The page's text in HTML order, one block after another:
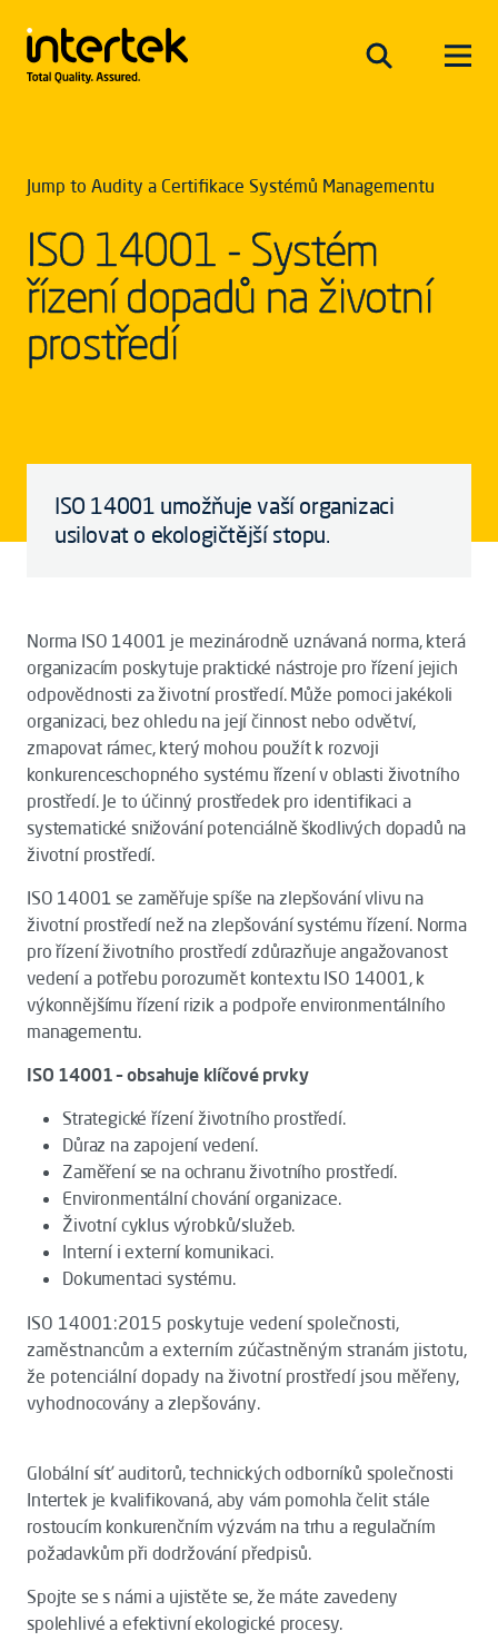
Jump to Audity a Certifikace Systémů Managementu
ISO 14001 - Systém
řízení dopadů na životní
prostředí
ISO 14001 umožňuje vaší organizaci
usilovat o ekologičtější stopu.
Norma ISO 14001 je mezinárodně uznávaná norma, která
organizacím poskytuje praktické nástroje pro řízení jejich
odpovědnosti za životní prostředí. Může pomoci jakékoli
organizaci, bez ohledu na její činnost nebo odvětví,
zmapovat rámec, který mohou použít k rozvoji
konkurenceschopného systému řízení v oblasti životního
prostředí. Je to účinný prostředek pro identifikaci a
systematické snižování potenciálně škodlivých dopadů na
životní prostředí.
ISO 14001 se zaměřuje spíše na zlepšování vlivu na
životní prostředí než na zlepšování systému řízení. Norma
pro řízení životního prostředí zdůrazňuje angažovanost
vedení a potřebu porozumět kontextu ISO 14001, k
výkonnějšímu řízení rizik a podpoře environmentálního
managementu.
ISO 14001 – obsahuje klíčové prvky
Strategické řízení životního prostředí.
Důraz na zapojení vedení.
Zaměření se na ochranu životního prostředí.
Environmentální chování organizace.
Životní cyklus výrobků/služeb.
Interní i externí komunikaci.
Dokumentaci systému.
ISO 14001:2015 poskytuje vedení společnosti,
zaměstnancům a externím zúčastněným stranám jistotu,
že potenciální dopady na životní prostředí jsou měřeny,
vyhodnocovány a zlepšovány.
Globální síť auditorů, technických odborníků společnosti
Intertek je kvalifikovaná, aby vám pomohla čelit stále
rostoucím konkurenčním výzvám na trhu a regulačním
požadavkům při dodržování předpisů.
Spojte se s námi a ujistěte se, že máte zavedeny
spolehlivé a efektivní ekologické procesy.